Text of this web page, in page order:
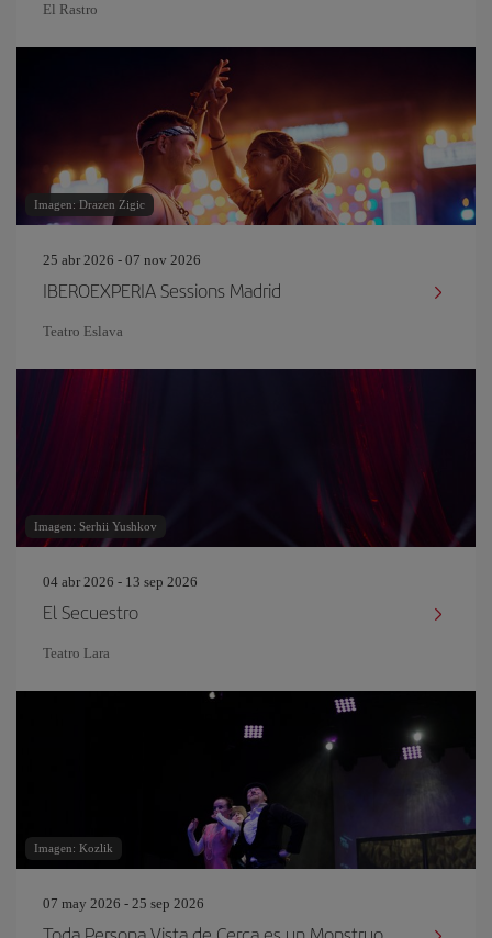
El Rastro
Imagen: Drazen Zigic
25 abr 2026 - 07 nov 2026
IBEROEXPERIA Sessions Madrid
Teatro Eslava
Imagen: Serhii Yushkov
04 abr 2026 - 13 sep 2026
El Secuestro
Teatro Lara
Imagen: Kozlik
07 may 2026 - 25 sep 2026